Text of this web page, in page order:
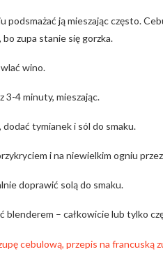
podsmażać ją mieszając często.
zupa stanie się gorzka.
wino.
3-4 minuty, mieszając.
tymianek i sól do smaku.
i na niewielkim ogniu
doprawić solą do smaku.
blenderem – całkowicie lub tylko